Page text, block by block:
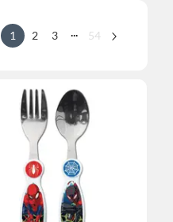
1 2 3 ... 54